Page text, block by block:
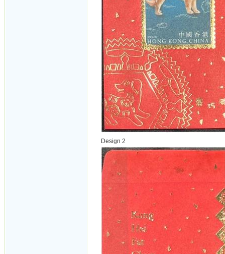
Design 2